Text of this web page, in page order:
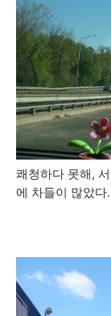
쾌청하다 못해,
에 차들이 많았다.